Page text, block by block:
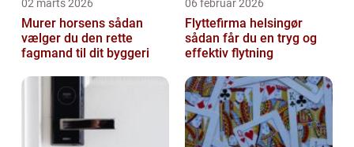
02 marts 2026
Murer horsens sådan
vælger du den rette
fagmand til dit byggeri
06 februar 2026
Flyttefirma helsingør
sådan får du en tryg og
effektiv flytning